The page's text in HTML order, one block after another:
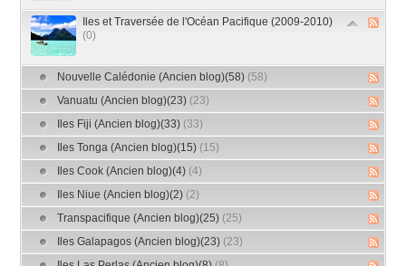
Iles et Traversée de l'Océan Pacifique (2009-2010)
(0)
Nouvelle Calédonie (Ancien blog)(58) (58)
Vanuatu (Ancien blog)(23) (23)
Iles Fiji (Ancien blog)(33) (33)
Iles Tonga (Ancien blog)(15) (15)
Iles Cook (Ancien blog)(4) (4)
Iles Niue (Ancien blog)(2) (2)
Transpacifique (Ancien blog)(25) (25)
Iles Galapagos (Ancien blog)(23) (23)